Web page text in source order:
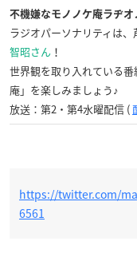
不機嫌なモノノケ庵ラヂオ
ラジオパーソナリティは
智昭さん ！
世界観を取り入れている
庵」を楽しみましょう♪
放送：第2・第4水曜配信 (
https://twitter.com/
6561